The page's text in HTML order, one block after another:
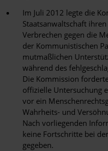
Im Juli 2012 legte die
Staatsanwaltschaft
Verbrechen gegen die
der Kommunistischen
mutmaßlichen
während des
Die Kommission
offizielle Untersuchung
vor ein
Wahrheits- und
Nach vorliegenden
keine Fortschritte bei
gegeben.